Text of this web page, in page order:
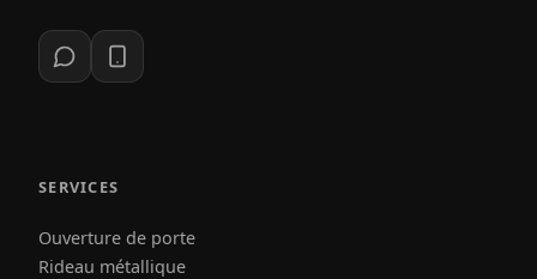
SERVICES
Ouverture de porte
Rideau métallique